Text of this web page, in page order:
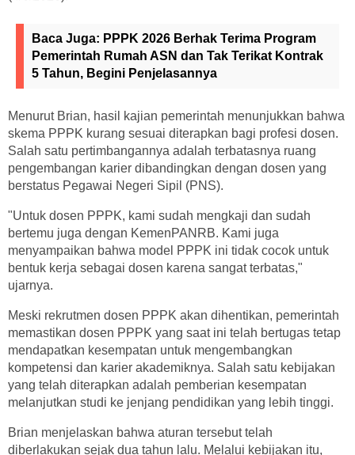
Baca Juga: PPPK 2026 Berhak Terima Program
Pemerintah Rumah ASN dan Tak Terikat Kontrak
5 Tahun, Begini Penjelasannya
Menurut Brian, hasil kajian pemerintah menunjukkan bahwa
skema PPPK kurang sesuai diterapkan bagi profesi dosen.
Salah satu pertimbangannya adalah terbatasnya ruang
pengembangan karier dibandingkan dengan dosen yang
berstatus Pegawai Negeri Sipil (PNS).
"Untuk dosen PPPK, kami sudah mengkaji dan sudah
bertemu juga dengan KemenPANRB. Kami juga
menyampaikan bahwa model PPPK ini tidak cocok untuk
bentuk kerja sebagai dosen karena sangat terbatas,"
ujarnya.
Meski rekrutmen dosen PPPK akan dihentikan, pemerintah
memastikan dosen PPPK yang saat ini telah bertugas tetap
mendapatkan kesempatan untuk mengembangkan
kompetensi dan karier akademiknya. Salah satu kebijakan
yang telah diterapkan adalah pemberian kesempatan
melanjutkan studi ke jenjang pendidikan yang lebih tinggi.
Brian menjelaskan bahwa aturan tersebut telah
diberlakukan sejak dua tahun lalu. Melalui kebijakan itu,